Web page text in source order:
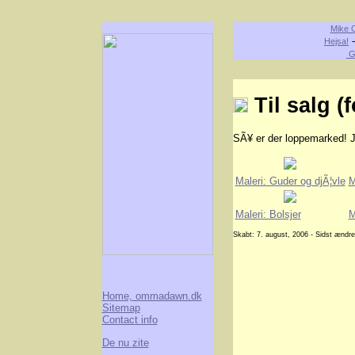
Home, ommadawn.dk
Sitemap
Contact info
De nu zite
Mike
Hejsa!
Til salg
SÃ¥ er der loppemarked!
Maleri: Guder og djÃ¦vle
Maleri: Bolsjer
Skabt: 7. august, 2006 - Sidst